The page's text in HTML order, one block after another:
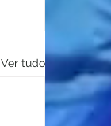
Ver tudo